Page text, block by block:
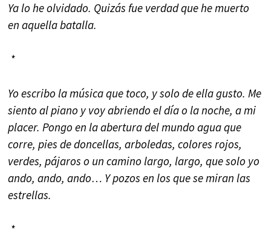
Ya lo he olvidado. Quizás fue verdad que he muerto
en aquella batalla.
*
Yo escribo la música que toco, y solo de ella gusto. Me
siento al piano y voy abriendo el día o la noche, a mi
placer. Pongo en la abertura del mundo agua que
corre, pies de doncellas, arboledas, colores rojos,
verdes, pájaros o un camino largo, largo, que solo yo
ando, ando, ando… Y pozos en los que se miran las
estrellas.